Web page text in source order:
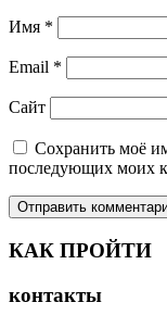
Имя *
Email *
Сайт
Сохранить моё
последующих моих
КАК ПРОЙТИ
контакты